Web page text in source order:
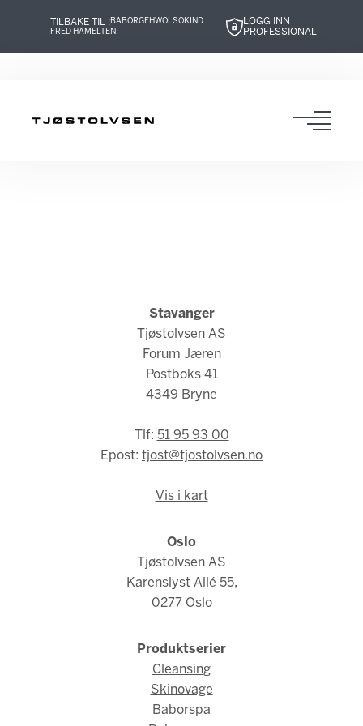
innhold
navigasjon
innhold
navigasjon
TILBAKE TIL :BABORGEHWOLSOKIND
FRED HAMELTEN
LOGG INN
PROFESSIONAL
Stavanger
Tjøstolvsen AS
Forum Jæren
Postboks 41
4349 Bryne
Tlf: 51 95 93 00
Epost: tjost@tjostolvsen.no
Vis i kart
Oslo
Tjøstolvsen AS
Karenslyst Allé 55,
0277 Oslo
Produktserier
Cleansing
Skinovage
Baborspa